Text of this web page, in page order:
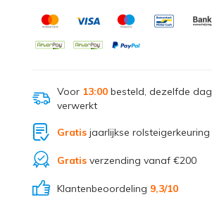
Voor 13:00 besteld, dezelfde dag
verwerkt
Gratis jaarlijkse rolsteigerkeuring
Gratis verzending vanaf €200
Klantenbeoordeling 9,3/10